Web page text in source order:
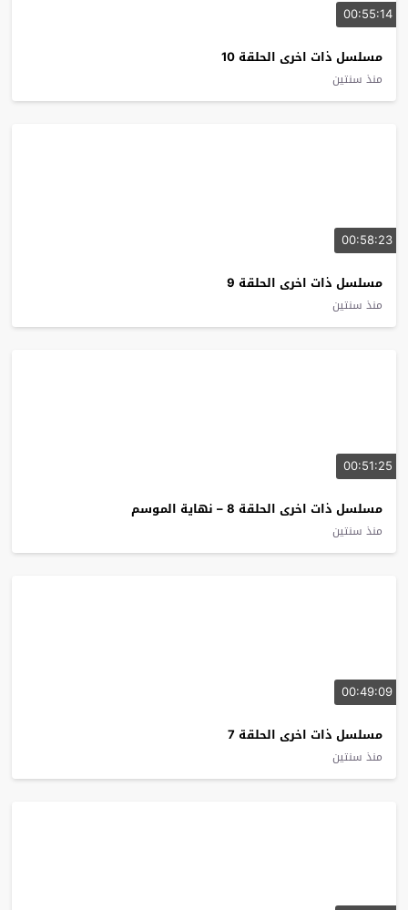
00:55:14
مسلسل ذات اخرى الحلقة 10
منذ سنتين
00:58:23
مسلسل ذات اخرى الحلقة 9
منذ سنتين
00:51:25
مسلسل ذات اخرى الحلقة 8 – نهاية الموسم
منذ سنتين
00:49:09
مسلسل ذات اخرى الحلقة 7
منذ سنتين